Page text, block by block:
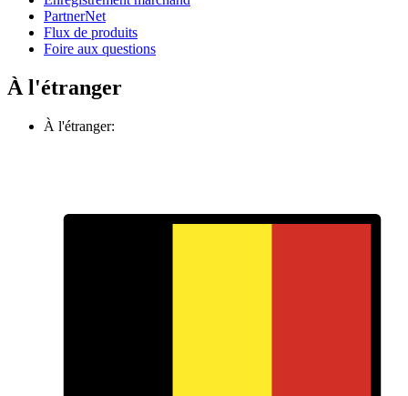
PartnerNet
Flux de produits
Foire aux questions
À l'étranger
À l'étranger: